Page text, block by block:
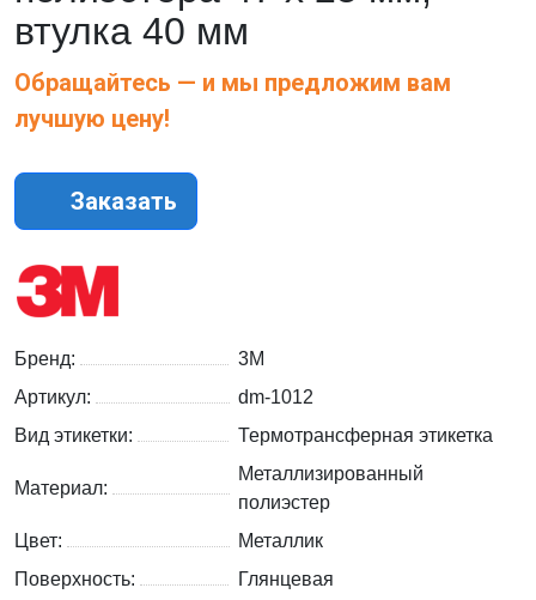
втулка 40 мм
Обращайтесь — и мы предложим вам
лучшую цену!
Заказать
Бренд:
3M
Артикул:
dm-1012
Вид этикетки:
Термотрансферная этикетка
Материал:
Металлизированный
полиэстер
Цвет:
Металлик
Поверхность:
Глянцевая